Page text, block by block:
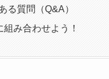
る質問（Q&A）
み合わせよう！